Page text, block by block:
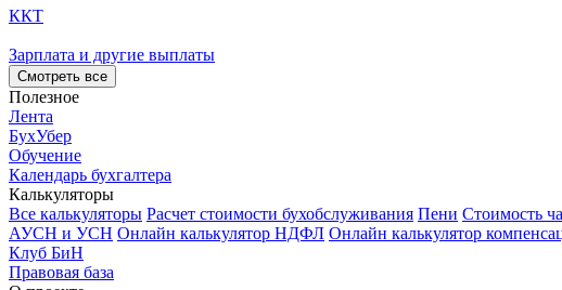
ККТ
Зарплата и другие выплаты
Смотреть все
Полезное
Лента
БухУбер
Обучение
Календарь бухгалтера
Калькуляторы
Все калькуляторы Расчет стоимости бухобслуживания Пени Стоимость
АУСН и УСН Онлайн калькулятор НДФЛ Онлайн калькулятор
Клуб БиН
Правовая база